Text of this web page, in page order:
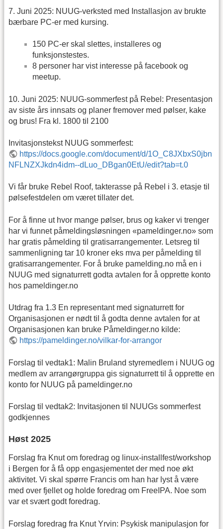
7. Juni 2025: NUUG-verksted med Installasjon av brukte
bærbare PC-er med kursing.
150 PC-er skal slettes, installeres og
funksjonstestes.
8 personer har vist interesse på facebook og
meetup.
10. Juni 2025: NUUG-sommerfest på Rebel: Presentasjon
av siste års innsats og planer fremover med pølser, kake
og brus! Fra kl. 1800 til 2100
Invitasjonstekst NUUG sommerfest:
https://docs.google.com/document/d/1O_C8JXbxS0jbn
NFLNZXJkdn4idm--dLuo_DBgan0EtU/edit?tab=t.0
Vi får bruke Rebel Roof, takterasse på Rebel i 3. etasje til
pølsefestdelen om været tillater det.
For å finne ut hvor mange pølser, brus og kaker vi trenger
har vi funnet påmeldingsløsningen «pameldinger.no» som
har gratis påmelding til gratisarrangementer. Letsreg til
sammenligning tar 10 kroner eks mva per påmelding til
gratisarrangementer. For å bruke pamelding.no må en i
NUUG med signaturrett godta avtalen for å opprette konto
hos pameldinger.no
Utdrag fra 1.3 En representant med signaturrett for
Organisasjonen er nødt til å godta denne avtalen for at
Organisasjonen kan bruke Påmeldinger.no kilde:
https://pameldinger.no/vilkar-for-arrangor
Forslag til vedtak1: Malin Bruland styremedlem i NUUG og
medlem av arrangørgruppa gis signaturrett til å opprette en
konto for NUUG på pameldinger.no
Forslag til vedtak2: Invitasjonen til NUUGs sommerfest
godkjennes
Høst 2025
Forslag fra Knut om foredrag og linux-installfest/workshop
i Bergen for å få opp engasjementet der med noe økt
aktivitet. Vi skal spørre Francis om han har lyst å være
med over fjellet og holde foredrag om FreeIPA. Noe som
var et svært godt foredrag.
Forslag foredrag fra Knut Yrvin: Psykisk manipulasjon for